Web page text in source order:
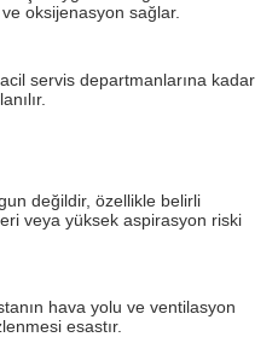
oksijenasyon sağlar.
servis departmanlarına kadar
değildir, özellikle belirli
veya yüksek aspirasyon riski
hava yolu ve ventilasyon
esastır.